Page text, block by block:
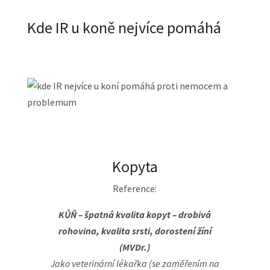
Kde IR u koně nejvíce pomáhá
Kopyta
Reference:
KŮŇ – špatná kvalita kopyt – drobivá
rohovina, kvalita srsti, dorostení žíní
(MVDr.)
Jako veterinární lékařka (se zaměřením na